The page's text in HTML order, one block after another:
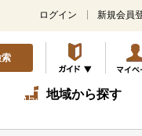
ログイン 新規会員
地域から探す